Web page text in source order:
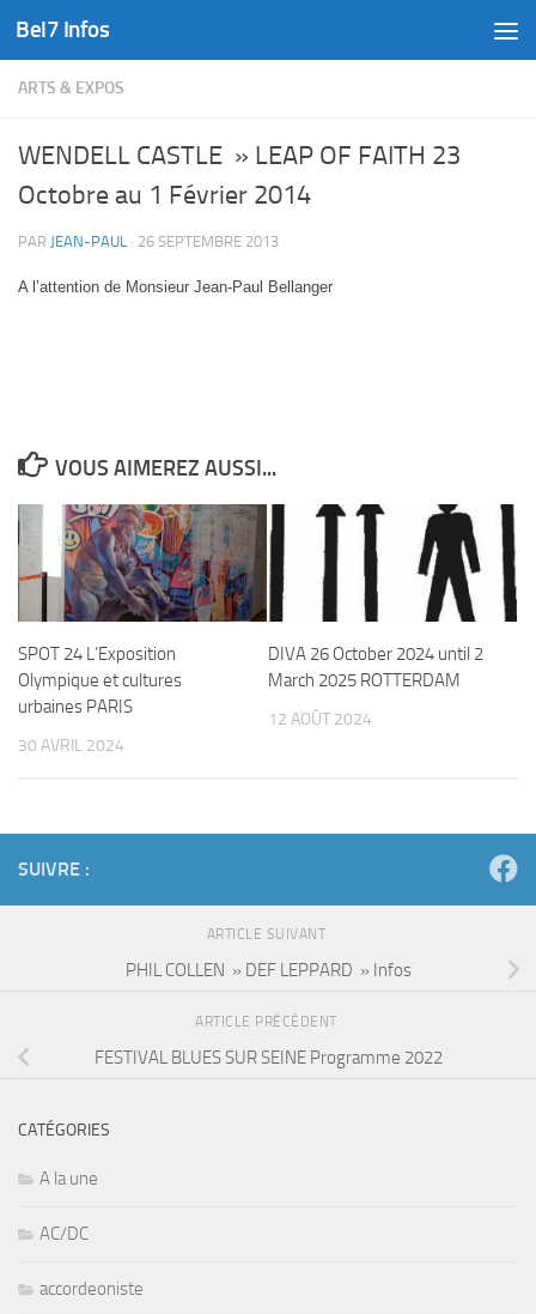
Skip to content
Bel7 Infos
ARTS & EXPOS
WENDELL CASTLE » LEAP OF FAITH 23
Octobre au 1 Février 2014
PAR JEAN-PAUL · 26 SEPTEMBRE 2013
A l’attention de Monsieur Jean-Paul Bellanger
VOUS AIMEREZ AUSSI...
SPOT 24 L’Exposition
Olympique et cultures
urbaines PARIS
30 AVRIL 2024
DIVA 26 October 2024 until 2
March 2025 ROTTERDAM
12 AOÛT 2024
SUIVRE :
ARTICLE SUIVANT
PHIL COLLEN » DEF LEPPARD » Infos
ARTICLE PRÉCÉDENT
FESTIVAL BLUES SUR SEINE Programme 2022
CATÉGORIES
A la une
AC/DC
accordeoniste